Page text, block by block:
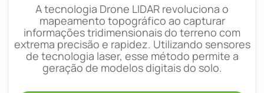
A tecnologia Drone LIDAR revoluciona o
mapeamento topográfico ao capturar
informações tridimensionais do terreno com
extrema precisão e rapidez. Utilizando sensores
de tecnologia laser, esse método permite a
geração de modelos digitais do solo.